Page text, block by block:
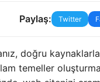
Paylaş: Twitter
doğru kaynaklarla
temeller